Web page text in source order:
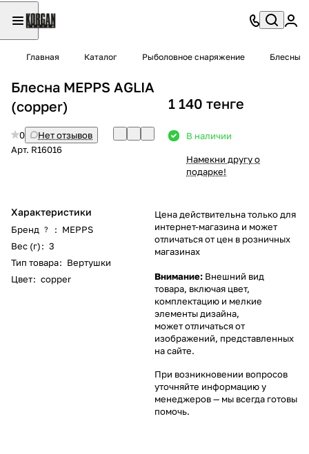
Главная Каталог Рыболовное снаряжение Блесны
Блесна MEPPS AGLIA
(copper)
0
Нет отзывов
Арт. R16016
Характеристики
Бренд ? : MEPPS
Вес (г): 3
Тип товара: Вертушки
Цвет: copper
1 140 тенге
В наличии
Намекни другу о
подарке!
Цена действительна только для
интернет-магазина и может
отличаться от цен в розничных
магазинах
Внимание: Внешний вид
товара, включая цвет,
комплектацию и мелкие
элементы дизайна,
может отличаться от
изображений, представленных
на сайте.
При возникновении вопросов
уточняйте информацию у
менеджеров— мы всегда готовы
помочь.